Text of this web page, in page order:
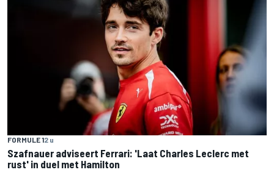
FORMULE 12 u
Szafnauer adviseert Ferrari: 'Laat Charles Leclerc met
rust' in duel met Hamilton